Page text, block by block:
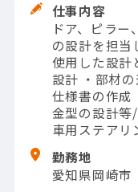
仕事内容
ドア、ピラ
の設計を担当
使用した設計
設計 ・部材
仕様書の作成
金型の設計
車用ステアリ
勤務地
愛知県岡崎市